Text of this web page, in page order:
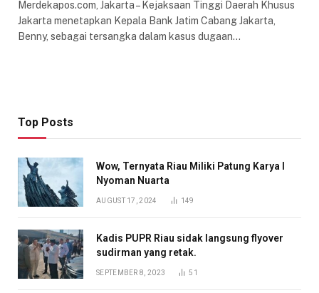
Merdekapos.com, Jakarta – Kejaksaan Tinggi Daerah Khusus
Jakarta menetapkan Kepala Bank Jatim Cabang Jakarta,
Benny, sebagai tersangka dalam kasus dugaan…
Top Posts
Wow, Ternyata Riau Miliki Patung Karya I
Nyoman Nuarta
AUGUST 17, 2024 149
Kadis PUPR Riau sidak langsung flyover
sudirman yang retak.
SEPTEMBER 8, 2023 51